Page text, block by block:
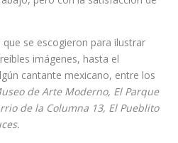
se escogieron para ilustrar
imágenes, hasta el
cantante mexicano, entre los
de Arte Moderno, El Parque
de la Columna 13, El Pueblito